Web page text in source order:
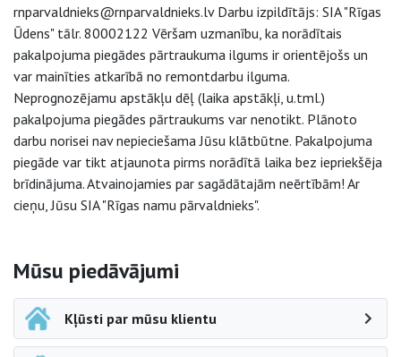
rnparvaldnieks@rnparvaldnieks.lv Darbu izpildītājs: SIA "Rīgas
Ūdens" tālr. 80002122 Vēršam uzmanību, ka norādītais
pakalpojuma piegādes pārtraukuma ilgums ir orientējošs un
var mainīties atkarībā no remontdarbu ilguma.
Neprognozējamu apstākļu dēļ (laika apstākļi, u.tml.)
pakalpojuma piegādes pārtraukums var nenotikt. Plānoto
darbu norisei nav nepieciešama Jūsu klātbūtne. Pakalpojuma
piegāde var tikt atjaunota pirms norādītā laika bez iepriekšēja
brīdinājuma. Atvainojamies par sagādātajām neērtībām! Ar
cieņu, Jūsu SIA "Rīgas namu pārvaldnieks".
Sāna navigācija
Mūsu piedāvājumi
Kļūsti par mūsu klientu